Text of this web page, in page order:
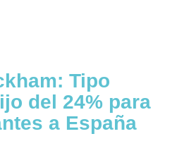
SOLICITAR CONTACTO
Tipo
del 24% para
a España